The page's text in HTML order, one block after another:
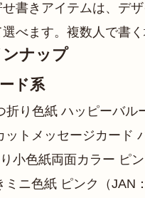
書きアイテムは、デ
べます。複数人で書
ナップ
ド系
折り色紙 ハッピーバル
ットメッセージカード
小色紙両面カラー ピ
ミニ色紙 ピンク（JAN